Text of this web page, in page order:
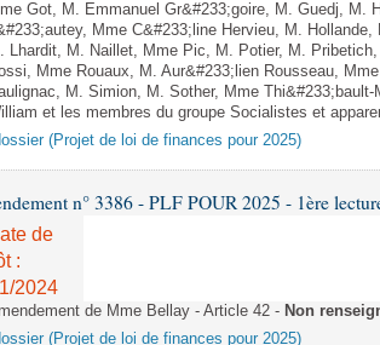
Got, M. Emmanuel Gr&#233;goire, M. Guedj, M.
Mme C&#233;line Hervieu, M.
Lhardit, M. Naillet, Mme Pic, M. Potier, M.
Mme Rouaux, M. Aur&#233;lien Rousseau,
M. Simion, M. Sother, Mme
et les membres du groupe Socialistes et
(Projet de loi de finances pour 2025)
n° 3386 - PLF POUR 2025 - 1ère
de
:
2024
de Mme Bellay - Article 42 - Non
(Projet de loi de finances pour 2025)